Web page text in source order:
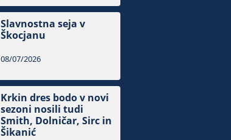
Slavnostna seja v
Škocjanu
08/07/2026
Krkin dres bodo v novi
sezoni nosili tudi
Smith, Dolničar, Sirc in
Šikanić